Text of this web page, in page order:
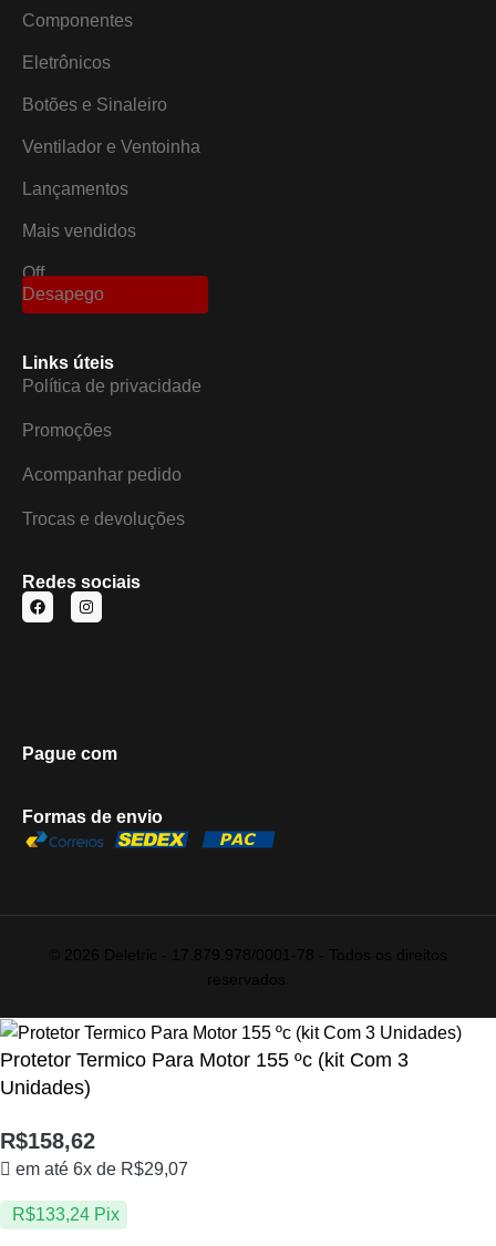
Componentes
Eletrônicos
Botões e Sinaleiro
Ventilador e Ventoinha
Lançamentos
Mais vendidos
Off
Desapego
Links úteis
Política de privacidade
Promoções
Acompanhar pedido
Trocas e devoluções
Redes sociais
Pague com
Formas de envio
Protetor Termico Para Motor 155 ºc (kit Com 3
Unidades)
R$158,62
em até 6x de R$29,07
R$133,24 Pix